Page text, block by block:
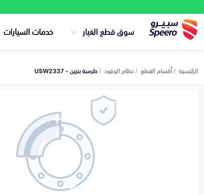
سوق قطع الغيار خدمات السيارات
الرئيسية أقسام القطع نظام الوقود طرمبة بنزين - USW2337